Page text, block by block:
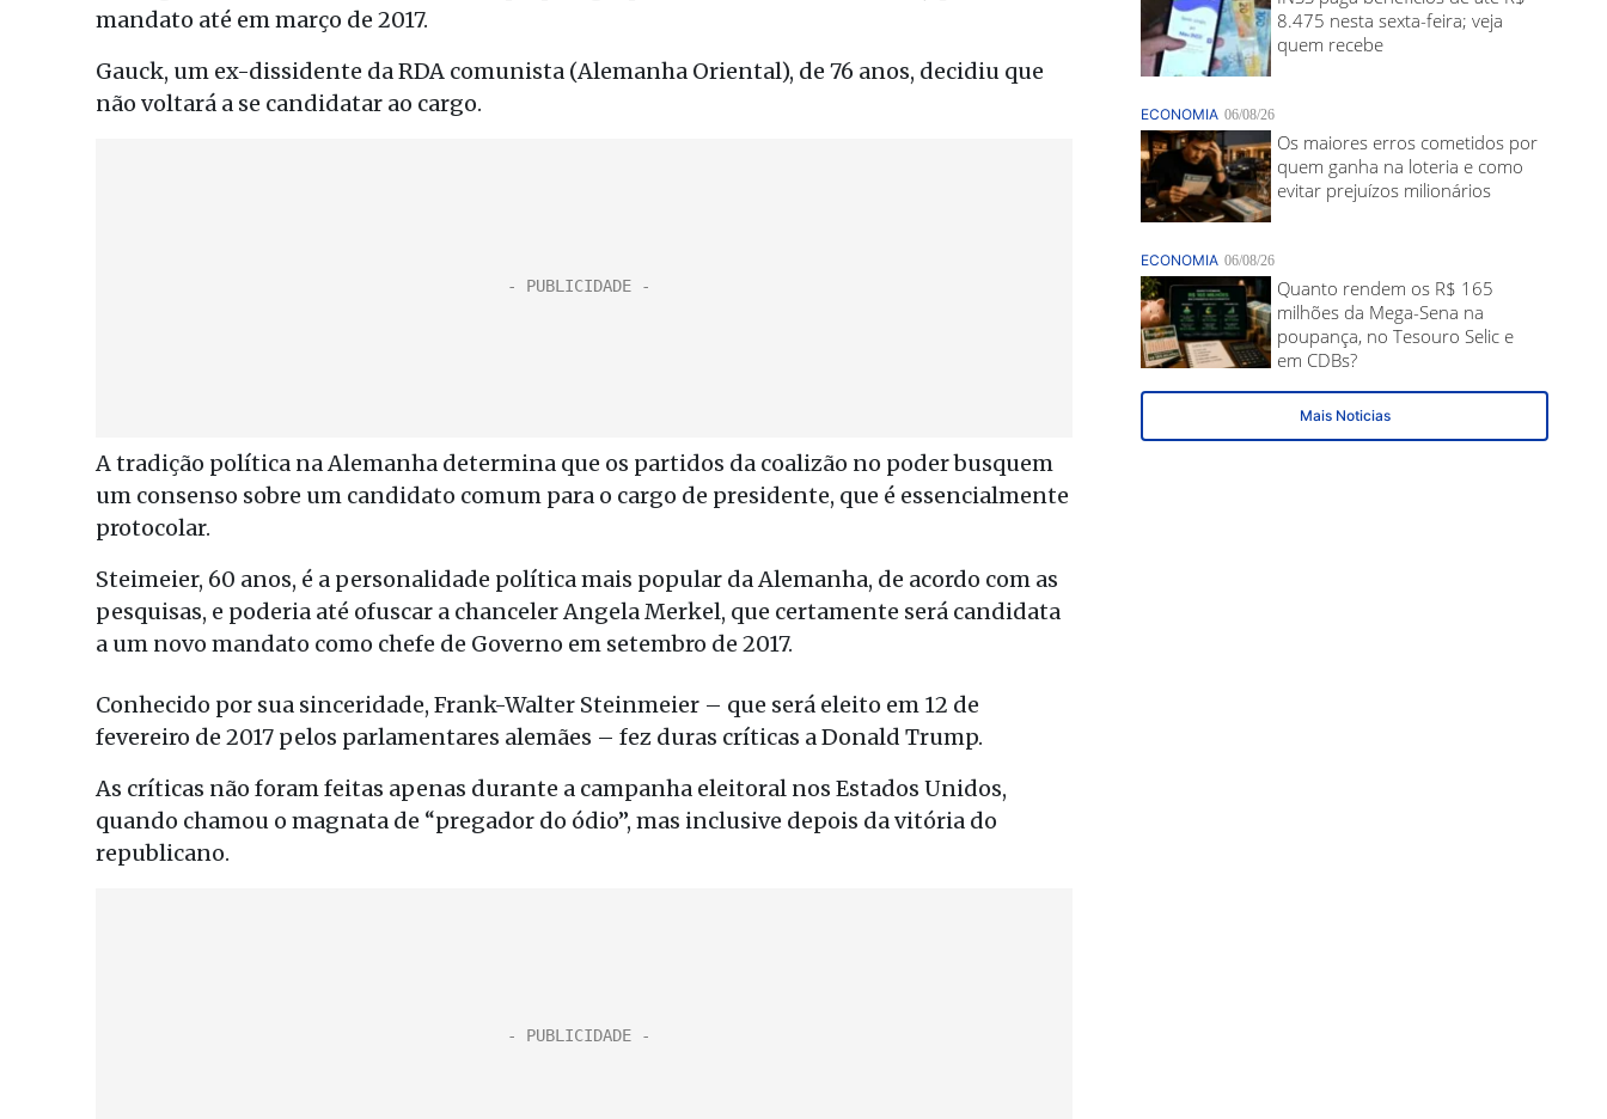
mandato até em março de 2017.
Gauck, um ex-dissidente da RDA comunista (Alemanha Oriental), de 76 anos, decidiu que
não voltará a se candidatar ao cargo.
A tradição política na Alemanha determina que os partidos da coalizão no poder busquem
um consenso sobre um candidato comum para o cargo de presidente, que é essencialmente
protocolar.
Steimeier, 60 anos, é a personalidade política mais popular da Alemanha, de acordo com as
pesquisas, e poderia até ofuscar a chanceler Angela Merkel, que certamente será candidata
a um novo mandato como chefe de Governo em setembro de 2017.
Conhecido por sua sinceridade, Frank-Walter Steinmeier – que será eleito em 12 de
fevereiro de 2017 pelos parlamentares alemães – fez duras críticas a Donald Trump.
As críticas não foram feitas apenas durante a campanha eleitoral nos Estados Unidos,
quando chamou o magnata de “pregador do ódio”, mas inclusive depois da vitória do
republicano.